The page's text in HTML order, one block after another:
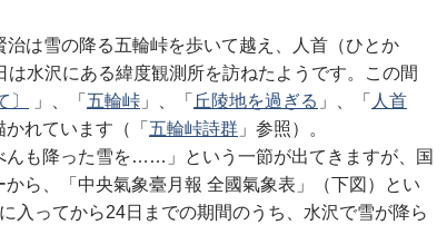
は雪の降る五輪峠を歩いて越え、人首（ひとか
水沢にある緯度観測所を訪ねたようです。この間
〕 」、「 五輪峠 」、「 丘陵地を過ぎる 」、「 人首
かれています（「 五輪峠詩群 」参照）。
んも降った雪を……」という一節が出てきますが、国
ら、「中央氣象臺月報 全國氣象表」（下図）とい
入ってから24日までの期間のうち、水沢で雪が降ら